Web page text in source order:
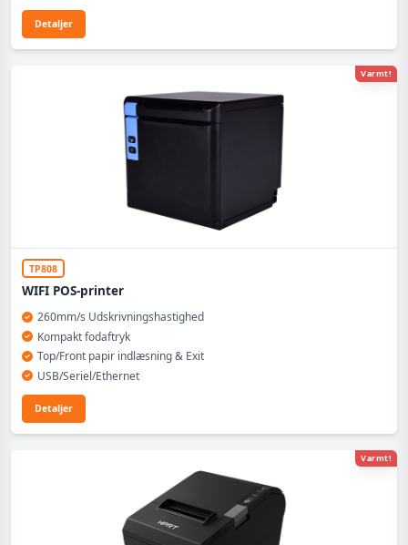
Detaljer
Varmt!
TP808
WIFI POS-printer
260mm/s Udskrivningshastighed
Kompakt fodaftryk
Top/Front papir indlæsning & Exit
USB/Seriel/Ethernet
Detaljer
Varmt!